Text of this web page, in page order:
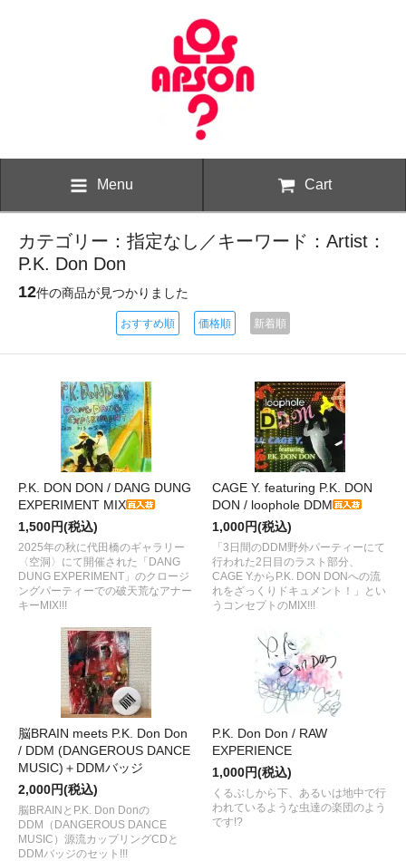
Menu Cart
カテゴリー：指定なし／キーワード：Artist：
P.K. Don Don
12件の商品が見つかりました
おすすめ順 価格順 新着順
P.K. DON DON / DANG DUNG
EXPERIMENT MIX
1,500円(税込)
2025年の秋に代田橋のギャラリー
〈空洞〉にて開催された「DANG
DUNG EXPERIMENT」のクロージ
ングパーティーでの破天荒なアナー
キーMIX!!!
CAGE Y. featuring P.K. DON
DON / loophole DDM
1,000円(税込)
「3日間のDDM野外パーティーにて
行われた2日目のラスト部分、
CAGE Y.からP.K. DON DONへの流
れをざっくりドキュメント！」とい
うコンセプトのMIX!!!
脳BRAIN meets P.K. Don Don
/ DDM (DANGEROUS DANCE
MUSIC)＋DDMバッジ
2,000円(税込)
脳BRAINとP.K. Don Donの
DDM（DANGEROUS DANCE
MUSIC）源流カップリングCDと
DDMバッジのセット!!!
P.K. Don Don / RAW
EXPERIENCE
1,000円(税込)
くるぶしから下、あるいは地中で行
われているような虫達の楽団のよう
です!?